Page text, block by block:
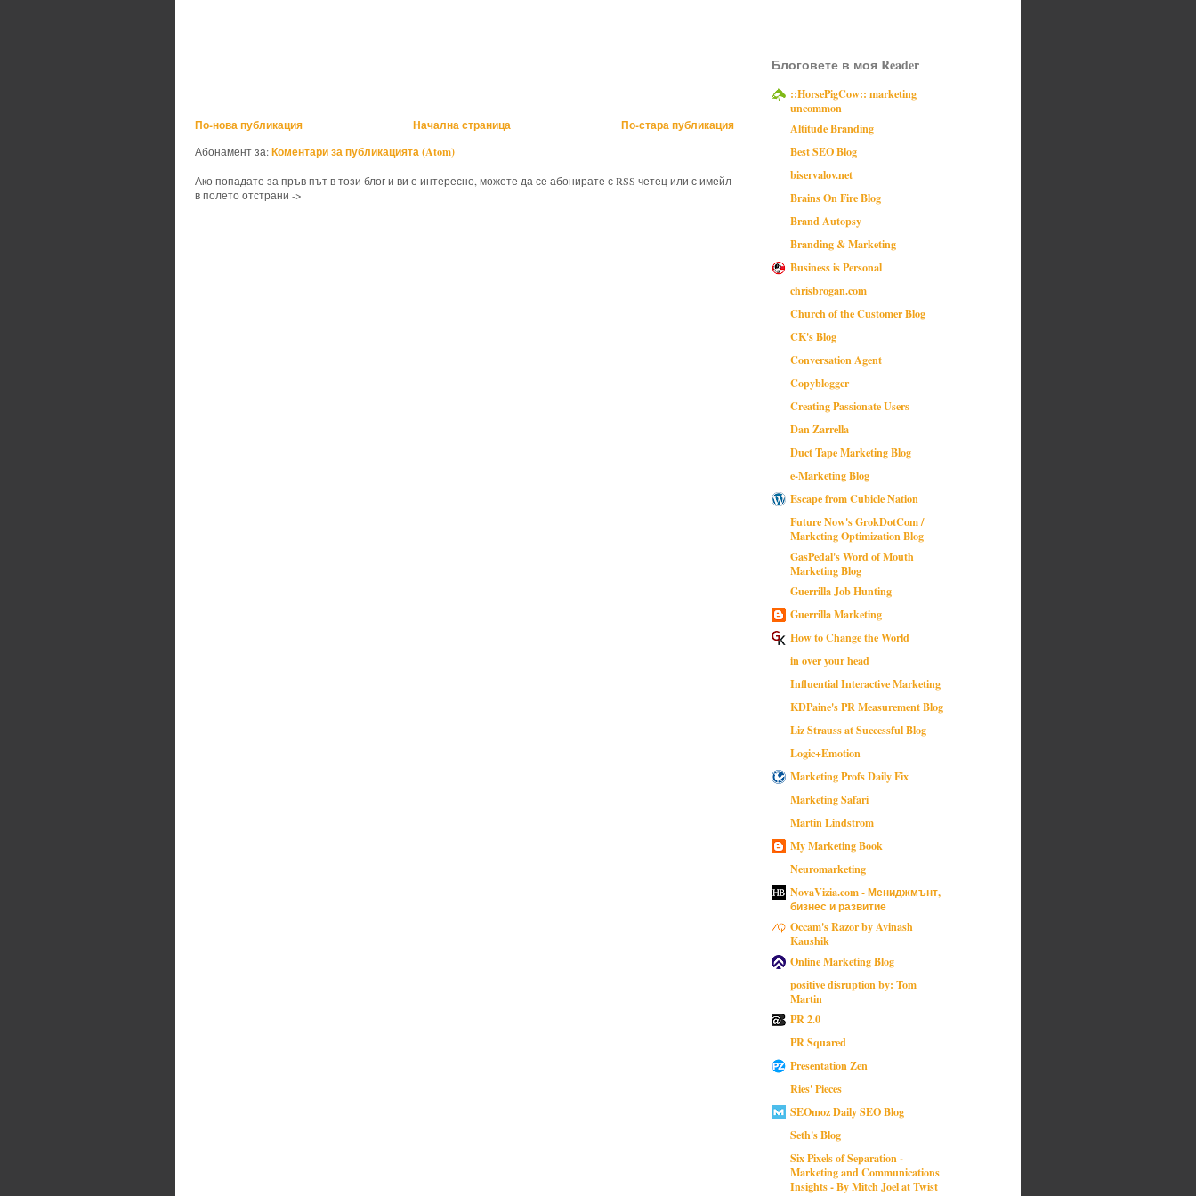
По-нова публикация По-стара публикация
Начална страница
Абонамент за:Коментари за публикацията (Atom)
Ако попадате за пръв път в този блог и ви е интересно, можете да се абонирате с RSS четец или с имейл
в полето отстрани ->
Блоговете в моя Reader
::HorsePigCow:: marketing
uncommon
Altitude Branding
Best SEO Blog
biservalov.net
Brains On Fire Blog
Brand Autopsy
Branding & Marketing
Business is Personal
chrisbrogan.com
Church of the Customer Blog
CK's Blog
Conversation Agent
Copyblogger
Creating Passionate Users
Dan Zarrella
Duct Tape Marketing Blog
e-Marketing Blog
Escape from Cubicle Nation
Future Now's GrokDotCom /
Marketing Optimization Blog
GasPedal's Word of Mouth
Marketing Blog
Guerrilla Job Hunting
Guerrilla Marketing
How to Change the World
in over your head
Influential Interactive Marketing
KDPaine's PR Measurement Blog
Liz Strauss at Successful Blog
Logic+Emotion
Marketing Profs Daily Fix
Marketing Safari
Martin Lindstrom
My Marketing Book
Neuromarketing
NovaVizia.com - Мениджмънт,
бизнес и развитие
Occam's Razor by Avinash
Kaushik
Online Marketing Blog
positive disruption by: Tom
Martin
PR 2.0
PR Squared
Presentation Zen
Ries' Pieces
SEOmoz Daily SEO Blog
Seth's Blog
Six Pixels of Separation -
Marketing and Communications
Insights - By Mitch Joel at Twist